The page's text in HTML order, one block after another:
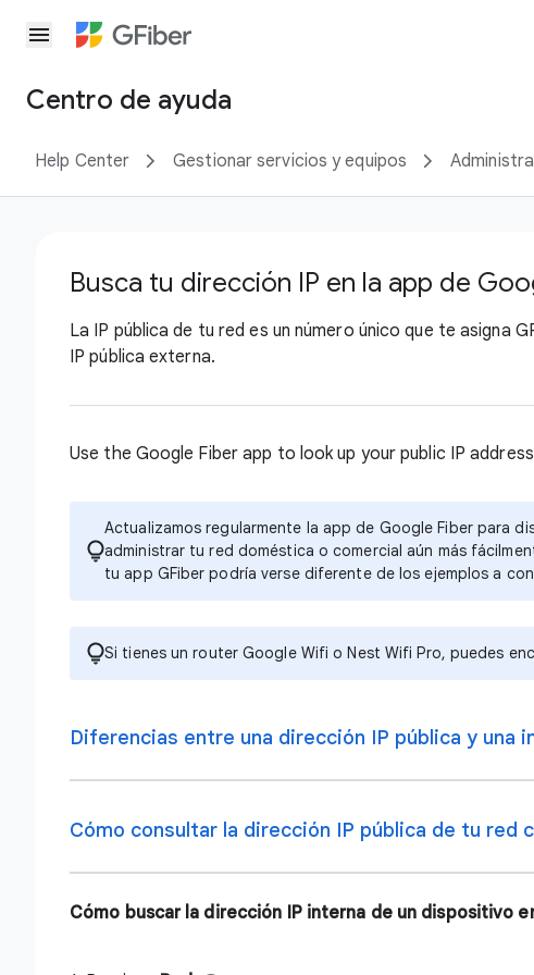
menu
Centro de ayuda
Help Center Gestionar servicios y equipos
Busca tu dirección IP en la app de
La IP pública de tu red es un número único que te asigna
IP pública externa.
Use the Google Fiber app to look up your public IP
Actualizamos regularmente la app de Google Fiber para
administrar tu red doméstica o comercial aún más
tu app GFiber podría verse diferente de los ejemplos a
Si tienes un router Google Wifi o Nest Wifi Pro, puedes
Diferencias entre una dirección IP pública y una
Cómo consultar la dirección IP pública de tu red
Cómo buscar la dirección IP interna de un dispositivo